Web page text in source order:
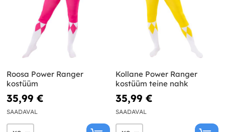
Roosa Power Ranger
kostüüm
35,99 €
SAADAVAL
Kollane Power Ranger
kostüüm teine nahk
35,99 €
SAADAVAL